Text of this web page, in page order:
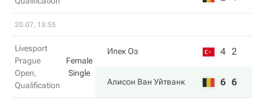
20.07, 13:55
Livesport
Prague
Open,
Qualification
Female
Single
Ипек Оз 4 2
Алисон Ван Уйтванк 6 6